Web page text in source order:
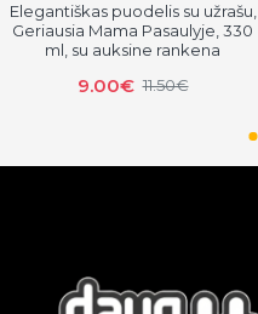
Elegantiškas puodelis su užrašu,
Geriausia Mama Pasaulyje, 330
ml, su auksine rankena
9.00€ 11.50€